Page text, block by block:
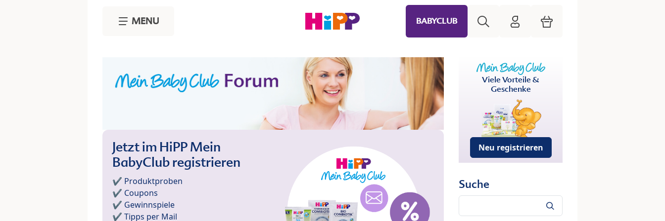
MENU BABYCLUB HiPP Mein Babyclub
Warenkorb
Jetzt im HiPP Mein
BabyClub registrieren
✔️ Produktproben
✔️ Coupons
✔️ Gewinnspiele
✔️ Tipps per Mail
Viele Vorteile &
Geschenke
Neu registrieren
Suche